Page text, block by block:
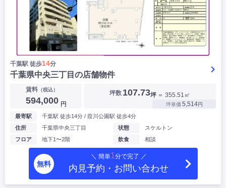
千葉駅 徒歩14分
千葉県中央三丁目の店舗物件
賃料（税込）
594,000 円
坪数 107.73坪 ＝ 355.51㎡
坪単価 5,514円
最寄駅
千葉駅 徒歩14分 / 葭川公園駅 徒歩4分
住所
千葉県中央三丁目
フロア
地下1〜2階
状態
スケルトン
飲食
相談
無料
＼ 簡単1分で完了 ／
内見予約・お問い合わせ